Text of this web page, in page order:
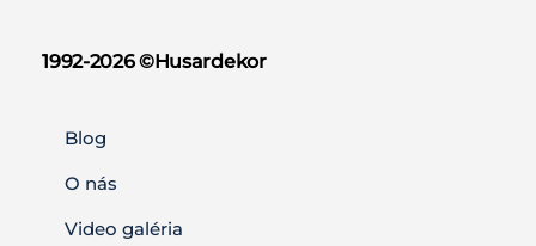
1992-2026 ©️Husardekor
Blog
O nás
Video galéria